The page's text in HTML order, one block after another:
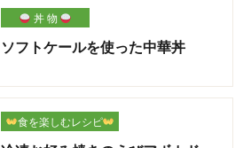
丼 物
ソフトケールを使った中華丼
食を楽しむレシピ